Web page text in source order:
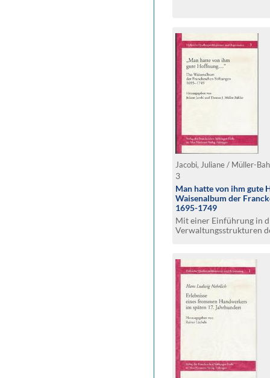
Jacobi, Juliane / Müller-
3
Man hatte von ihm gute
Waisenalbum der
1695-1749
Mit einer Einführung in
Verwaltungsstrukturen